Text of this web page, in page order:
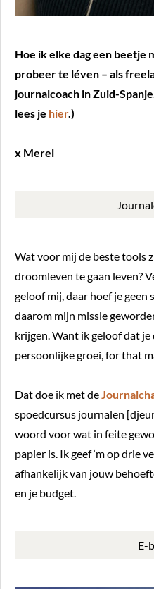
Hoe ik elke dag een beetje
probeer te léven – als
journalcoach in Zuid-
lees je hier.)
x Merel
Wat voor mij de beste tools
droomleven te gaan leven?
geloof mij, daar hoef je
daarom mijn missie
krijgen. Want ik geloof dat
persoonlijke groei, for that
Dat doe ik met de
spoedcursus journalen
woord voor wat in feite
papier is. Ik geef ‘m op drie
afhankelijk van jouw
en je budget.
E-